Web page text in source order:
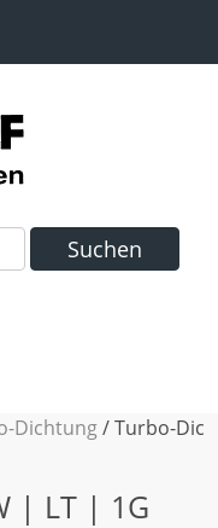
Suchen
Dichtung/ Turbo-Dic
| LT | 1G